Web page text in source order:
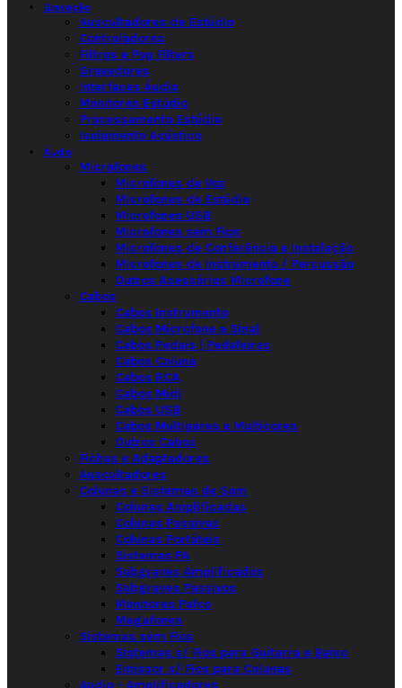
Gravação
Auscultadores de Estúdio
Controladores
Filtros e Pop Filters
Gravadores
Interfaces Áudio
Monitores Estúdio
Processamento Estúdio
Isolamento Acústico
Áudio
Microfones
Microfones de Voz
Microfones de Estúdio
Microfones USB
Microfones sem Fios
Microfones de Conferência e Instalação
Microfones de Instrumento / Percussão
Outros Acessórios Microfone
Cabos
Cabos Instrumento
Cabos Microfone e Sinal
Cabos Pedais | Pedaleiras
Cabos Coluna
Cabos RCA
Cabos Midi
Cabos USB
Cabos Multipares e Multicores
Outros Cabos
Fichas e Adaptadores
Auscultadores
Colunas e Sistemas de Som
Colunas Amplificadas
Colunas Passivas
Colunas Portáteis
Sistemas PA
Subgraves Amplificados
Subgraves Passivos
Monitores Palco
Megafones
Sistemas sem Fios
Sistemas s/ Fios para Guitarra e Baixo
Emissor s/ Fios para Colunas